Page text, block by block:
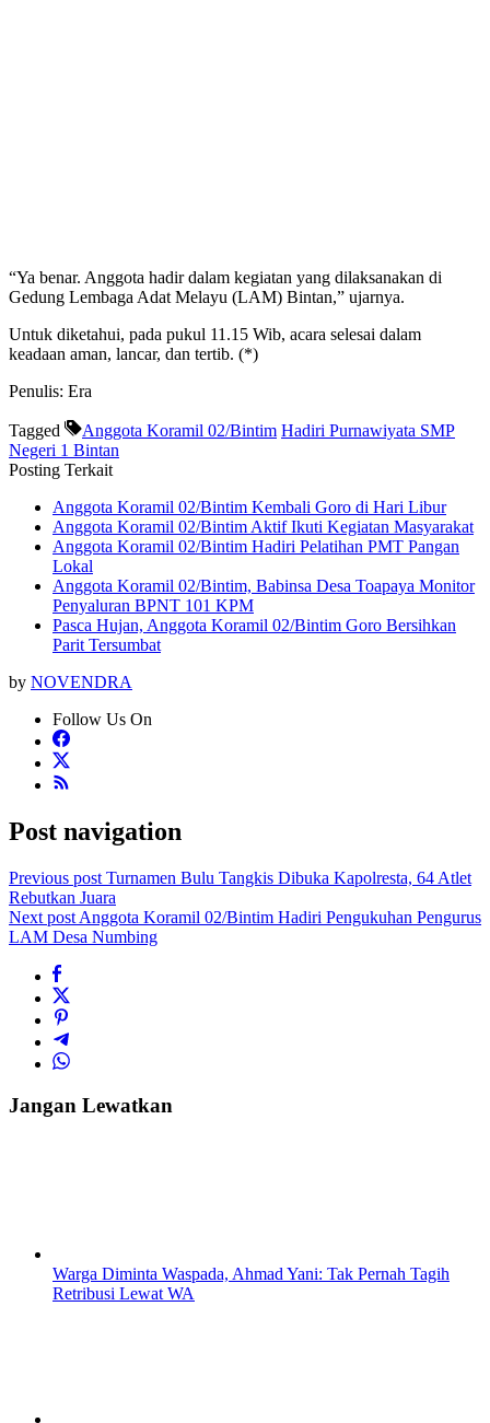
“Ya benar. Anggota hadir dalam kegiatan yang dilaksanakan di
Gedung Lembaga Adat Melayu (LAM) Bintan,” ujarnya.
Untuk diketahui, pada pukul 11.15 Wib, acara selesai dalam
keadaan aman, lancar, dan tertib. (*)
Penulis: Era
Tagged Anggota Koramil 02/Bintim Hadiri Purnawiyata SMP
Negeri 1 Bintan
Posting Terkait
Anggota Koramil 02/Bintim Kembali Goro di Hari Libur
Anggota Koramil 02/Bintim Aktif Ikuti Kegiatan Masyarakat
Anggota Koramil 02/Bintim Hadiri Pelatihan PMT Pangan
Lokal
Anggota Koramil 02/Bintim, Babinsa Desa Toapaya Monitor
Penyaluran BPNT 101 KPM
Pasca Hujan, Anggota Koramil 02/Bintim Goro Bersihkan
Parit Tersumbat
by NOVENDRA
Follow Us On
Post navigation
Previous post Turnamen Bulu Tangkis Dibuka Kapolresta, 64 Atlet
Rebutkan Juara
Next post Anggota Koramil 02/Bintim Hadiri Pengukuhan Pengurus
LAM Desa Numbing
Jangan Lewatkan
Warga Diminta Waspada, Ahmad Yani: Tak Pernah Tagih
Retribusi Lewat WA